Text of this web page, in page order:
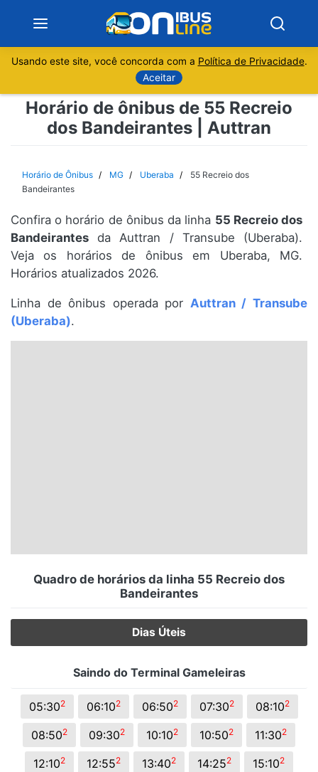
Sobre
São Paulo
Rio de Janeiro
Espírito Santo
Paraná
Usando este site, você concorda com a Política de Privacidade.
Aceitar
Horário de ônibus de 55 Recreio
dos Bandeirantes | Auttran
Horário de Ônibus MG Uberaba
55 Recreio dos
Bandeirantes
Confira o horário de ônibus da linha 55 Recreio dos
Bandeirantes da Auttran / Transube (Uberaba).
Veja os horários de ônibus em Uberaba, MG.
Horários atualizados 2026.
Linha de ônibus operada por Auttran / Transube
(Uberaba).
Quadro de horários da linha 55 Recreio dos
Bandeirantes
Dias Úteis
Saindo do Terminal Gameleiras
05:302 06:102 06:502 07:302 08:102
08:502 09:302 10:102 10:502 11:302
12:102 12:552 13:402 14:252 15:102